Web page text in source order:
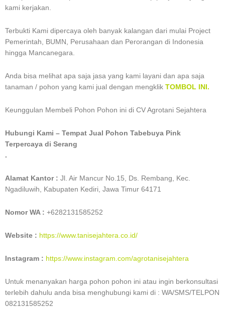
kami kerjakan.
Terbukti Kami dipercaya oleh banyak kalangan dari mulai Project
Pemerintah, BUMN, Perusahaan dan Perorangan di Indonesia
hingga Mancanegara.
Anda bisa melihat apa saja jasa yang kami layani dan apa saja
tanaman / pohon yang kami jual dengan mengklik TOMBOL INI.
Keunggulan Membeli Pohon Pohon ini di CV Agrotani Sejahtera
Hubungi Kami – Tempat Jual Pohon Tabebuya Pink
Terpercaya di Serang
.
Alamat Kantor : Jl. Air Mancur No.15, Ds. Rembang, Kec.
Ngadiluwih, Kabupaten Kediri, Jawa Timur 64171
Nomor WA : +6282131585252
Website : https://www.tanisejahtera.co.id/
Instagram : https://www.instagram.com/agrotanisejahtera
Untuk menanyakan harga pohon pohon ini atau ingin berkonsultasi
terlebih dahulu anda bisa menghubungi kami di : WA/SMS/TELPON
082131585252